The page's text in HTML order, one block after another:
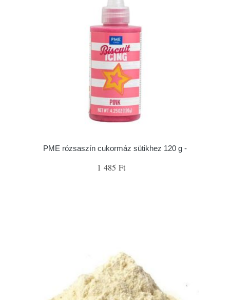
PME rózsaszín cukormáz sütikhez 120 g -
1 485 Ft